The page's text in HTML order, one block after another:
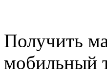
Получить
мобильный